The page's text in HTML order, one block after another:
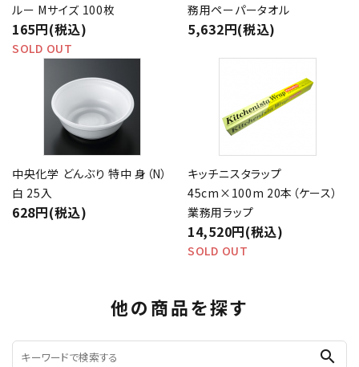
ルー Mサイズ 100枚
165円(税込)
SOLD OUT
務用ペーパータオル
5,632円(税込)
中央化学 どんぶり 特中 身（N）
白 25入
628円(税込)
キッチニスタラップ
45cm×100m 20本（ケース）
業務用ラップ
14,520円(税込)
SOLD OUT
他の商品を探す
search